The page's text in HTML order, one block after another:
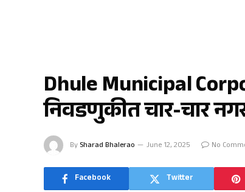
Dhule Municipal
निवडणुकीत चार-चार
By Sharad Bhalerao June 12, 2025 No
Facebook Twitter